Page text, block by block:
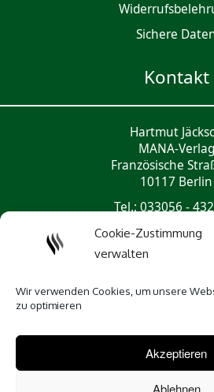
Cookie-Zustimmung
verwalten
Wir verwenden Cookies, um unsere
zu optimieren
Akzeptieren
Ablehnen
Sichere
Kontakt
Hartmut
MANA-Verlag
Französische
10117 Berlin
Tel.: 033056 -
Social